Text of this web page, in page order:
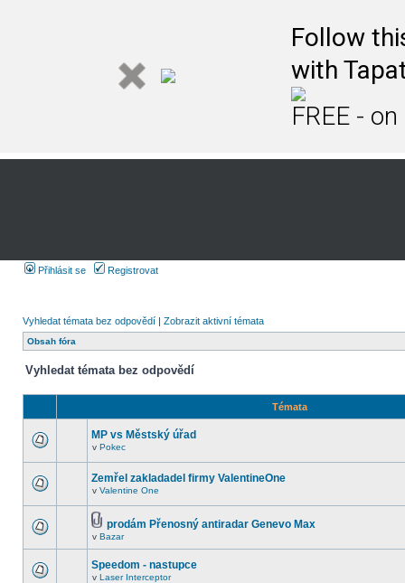
Follow
with
FREE -
Přihlásit se Registrovat
Vyhledat témata bez odpovědí | Zobrazit aktivní témata
Obsah fóra
Vyhledat témata bez odpovědí
Témata
MP vs Městský úřad
v Pokec
Zemřel zakladadel firmy ValentineOne
v Valentine One
prodám Přenosný antiradar Genevo Max
v Bazar
Speedom - nastupce
v Laser Interceptor